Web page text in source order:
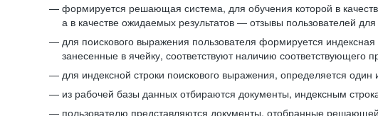
формируется решающая система, для обучения которой в
а в качестве ожидаемых результатов — отзывы пользователей
для поискового выражения пользователя формируется
занесенные в ячейку, соответствуют наличию соответствующего
для индексной строки поискового выражения, определяется
из рабочей базы данных отбираются документы, индексным
пользователю представляются документы, отобранные